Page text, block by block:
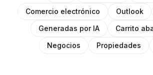
Comercio electrónico
Outlook
Generadas por IA
Carrito
Negocios
Propiedades